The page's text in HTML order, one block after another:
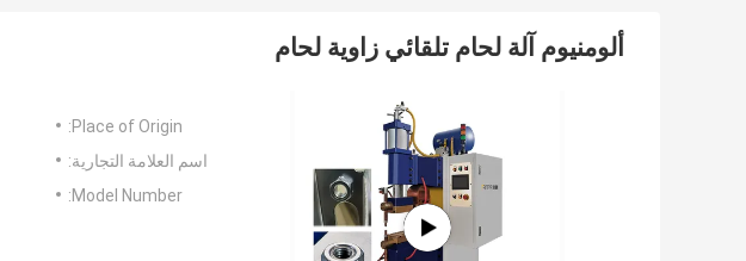
ألومنيوم آلة لحام تلقائي زاوية لحام
Place of Origin:
اسم العلامة التجارية:
Model Number: